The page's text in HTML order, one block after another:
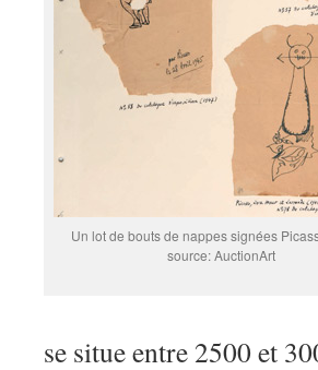
Un lot de bouts de nappes signées
source: AuctionArt
se situe entre 2500 et